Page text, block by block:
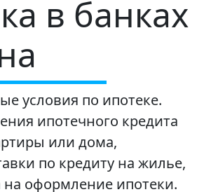
в банках
условия по ипотеке.
ипотечного кредита
или дома,
по кредиту на жилье,
на оформление ипотеки.